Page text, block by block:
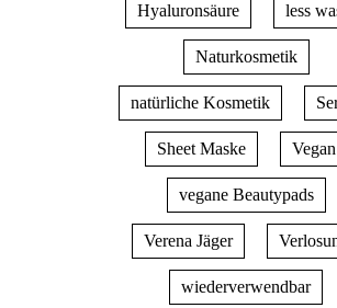
Hyaluronsäure less
Naturkosmetik
natürliche Kosmetik
Sheet Maske Vegan
vegane Beautypads
Verena Jäger
wiederverwendbar